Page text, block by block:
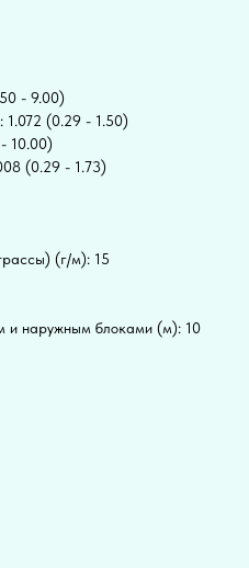
- 9.00)
1.072 (0.29 - 1.50)
10.00)
(0.29 - 1.73)
(г/м): 15
и наружным блоками (м): 10